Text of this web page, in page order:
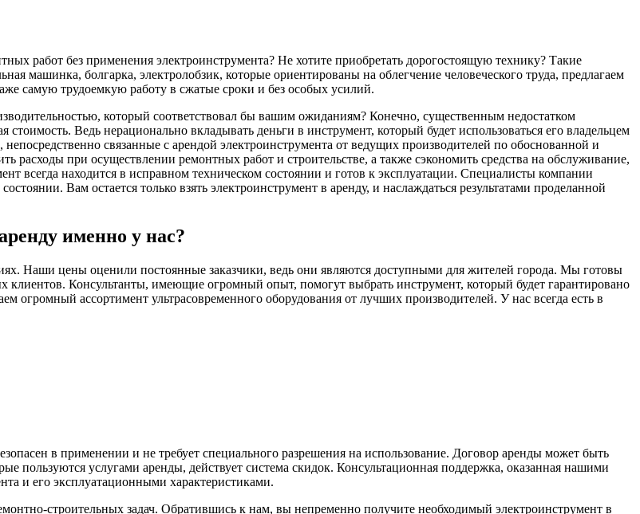
работ без применения электроинструмента? Не хотите приобретать дорогостоящую технику? Такие
машинка, болгарка, электролобзик, которые ориентированы на облегчение человеческого труда, предлагаем
самую трудоемкую работу в сжатые сроки и без особых усилий.
который соответствовал бы вашим ожиданиям? Конечно, существенным недостатком
Ведь нерационально вкладывать деньги в инструмент, который будет использоваться его владельцем
связанные с арендой электроинструмента от ведущих производителей по обоснованной и
расходы при осуществлении ремонтных работ и строительстве, а также сэкономить средства на обслуживание,
всегда находится в исправном техническом состоянии и готов к эксплуатации. Специалисты компании
Вам остается только взять электроинструмент в аренду, и наслаждаться результатами проделанной
именно у нас?
Наши цены оценили постоянные заказчики, ведь они являются доступными для жителей города. Мы готовы
Консультанты, имеющие огромный опыт, помогут выбрать инструмент, который будет гарантировано
огромный ассортимент ультрасовременного оборудования от лучших производителей. У нас всегда есть в
в применении и не требует специального разрешения на использование. Договор аренды может быть
пользуются услугами аренды, действует система скидок. Консультационная поддержка, оказанная нашими
и его эксплуатационными характеристиками.
строительных задач. Обратившись к нам, вы непременно получите необходимый электроинструмент в